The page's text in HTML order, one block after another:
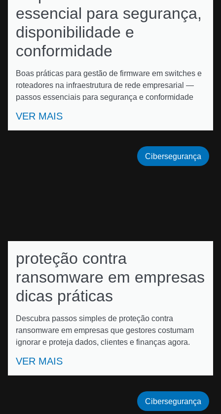
essencial para segurança,
disponibilidade e
conformidade
Boas práticas para gestão de firmware em switches e
roteadores na infraestrutura de rede empresarial —
passos essenciais para segurança e conformidade
VER MAIS
proteção contra
ransomware em empresas
dicas práticas
Descubra passos simples de proteção contra
ransomware em empresas que gestores costumam
ignorar e proteja dados, clientes e finanças agora.
VER MAIS
Cibersegurança
Cibersegurança